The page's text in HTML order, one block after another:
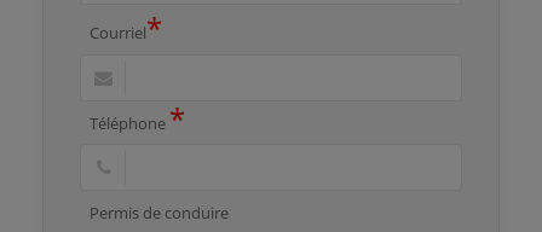
Courriel*
Téléphone *
Permis de conduire